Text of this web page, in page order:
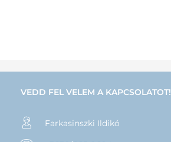
VEDD FEL VELEM A KAPCSOLATOT!
Farkasinszki Ildikó